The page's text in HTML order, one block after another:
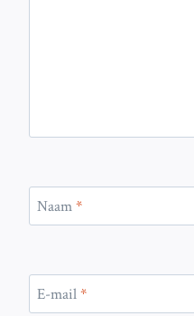
Naam*
E-mail*